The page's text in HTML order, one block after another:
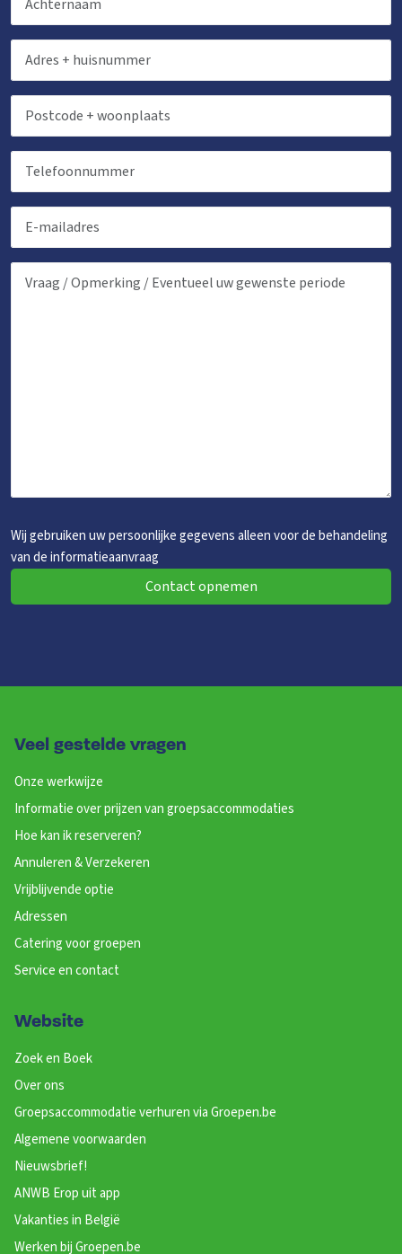
Slaapkamers: 30
Kussens
Dekbedden
Overige
Nu slechts 25% aanbetaling
Kinderen
Kinderbedjes: 3
Kinderstoel
Wij gebruiken uw persoonlijke gegevens alleen voor de behandeling
van de informatieaanvraag
Contact opnemen
Veel gestelde vragen
Onze werkwijze
Informatie over prijzen van groepsaccommodaties
Hoe kan ik reserveren?
Annuleren & Verzekeren
Vrijblijvende optie
Adressen
Catering voor groepen
Service en contact
Website
Zoek en Boek
Over ons
Groepsaccommodatie verhuren via Groepen.be
Algemene voorwaarden
Nieuwsbrief!
ANWB Erop uit app
Vakanties in België
Werken bij Groepen.be